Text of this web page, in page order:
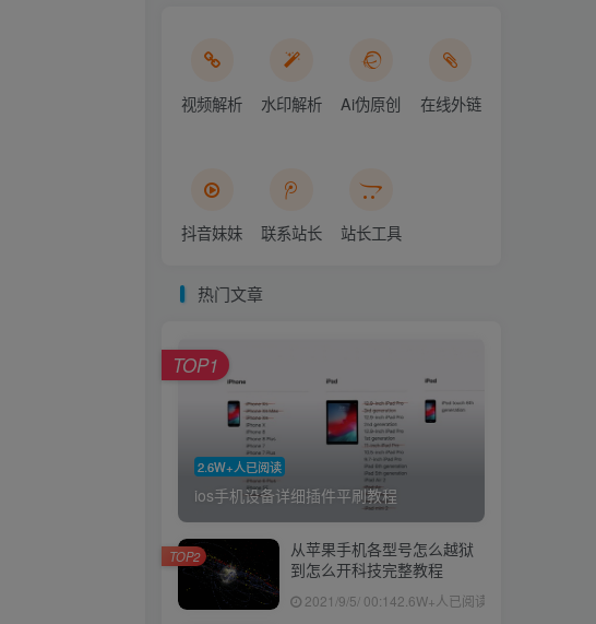
视频解析 水印解析 Ai伪原创 在线外链
抖音妹妹 联系站长 站长工具
热门文章
2.6W+人已阅读
ios手机设备详细插件平刷教程
TOP1
从苹果手机各型号怎么越狱
到怎么开科技完整教程
2021/9/5/ 00:142.6W+人已阅读
TOP2